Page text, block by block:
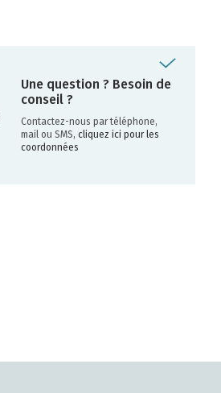
Une question ? Besoin de
conseil ?
Contactez-nous par téléphone,
mail ou SMS,cliquez ici pour les
coordonnées